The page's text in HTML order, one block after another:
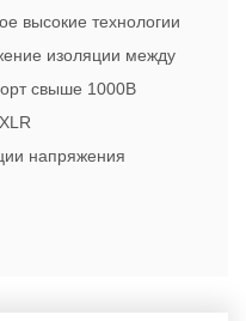
высокие технологии
изоляции между
свыше 1000В
напряжения